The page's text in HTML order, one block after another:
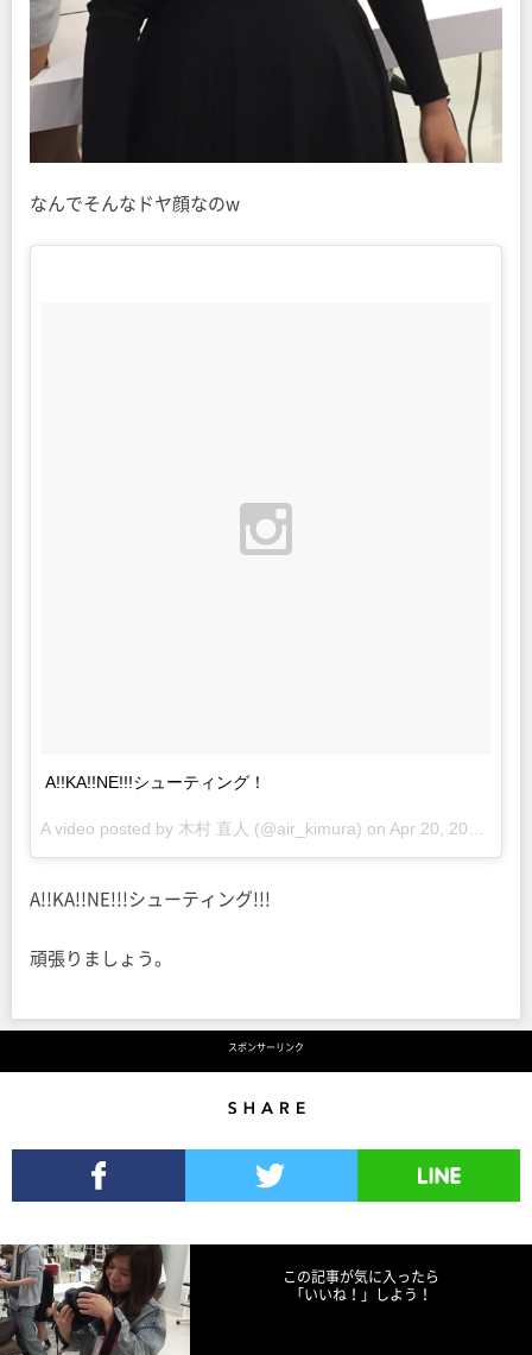
なんでそんなドヤ顔なのw
A!!KA!!NE!!!シューティング！
A video posted by 木村 直人 (@air_kimura) on Apr 20, 2015 at 7:09pm PDT
A!!KA!!NE!!!シューティング!!!
頑張りましょう。
スポンサーリンク
この記事が気に入ったら
「いいね！」しよう！